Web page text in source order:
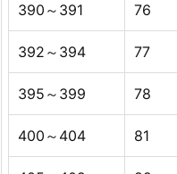
390～391 76
392～394 77
395～399 78
400～404 81